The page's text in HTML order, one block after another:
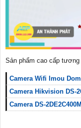
Sản phẩm cao cấp
Camera Wifi Imou
Camera Hikvision DS-
Camera DS-